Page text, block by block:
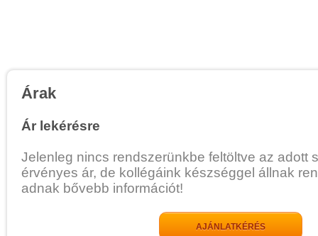
Árak
Ár lekérésre
Jelenleg nincs rendszerünkbe feltöltve az adott
érvényes ár, de kollégáink készséggel állnak
adnak bővebb információt!
AJÁNLATKÉRÉS